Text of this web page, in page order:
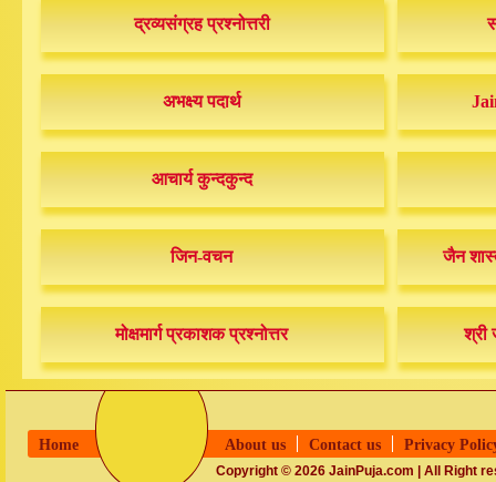
द्रव्यसंग्रह प्रश्नोत्तरी
अभक्ष्य पदार्थ
आचार्य कुन्दकुन्द
जिन-वचन जैन
मोक्षमार्ग प्रकाशक प्रश्नोत्तर श्री
Home About us Contact us Privacy
Copyright © 2026 JainPuja.com | All Right